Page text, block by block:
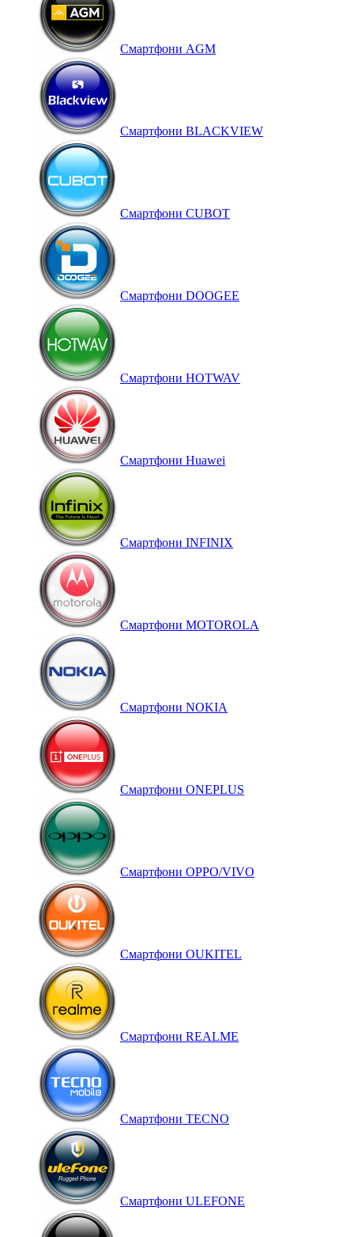
Cмартфони AGM
Смартфони BLACKVIEW
Смартфони CUBOT
Смартфони DOOGEE
Смартфони HOTWAV
Смартфони Huawei
Смартфони INFINIX
Смартфони MOTOROLA
Смартфони NOKIA
Смартфони ONEPLUS
Смартфони OPPO/VIVO
Смартфони OUKITEL
Смартфони REALME
Смартфони TECNO
Смартфони ULEFONE